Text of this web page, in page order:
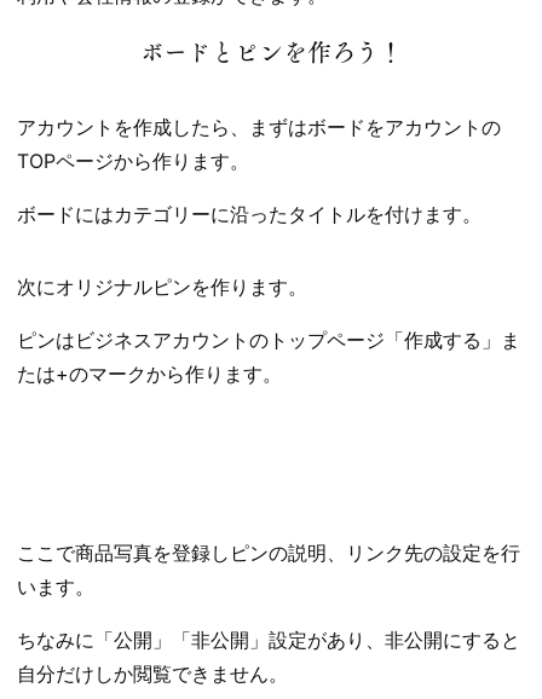
ボードとピンを作ろう！
アカウントを作成したら、まずはボードをアカウントの
TOPページから作ります。
ボードにはカテゴリーに沿ったタイトルを付けます。
次にオリジナルピンを作ります。
ピンはビジネスアカウントのトップページ「作成する」ま
たは+のマークから作ります。
ここで商品写真を登録しピンの説明、リンク先の設定を行
います。
ちなみに「公開」「非公開」設定があり、非公開にすると
自分だけしか閲覧できません。